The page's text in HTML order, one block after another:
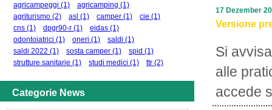
agricampeggi (1) agricamping (1)
agriturismo (2) asl (1) camper (1) cie (1)
cns (1) dpgr90-r (1) eidas (1)
odontoiatrici (1) oneri (1) saldi (1)
saldi 2022 (1) sosta camper (1) spid (1)
strutture sanitarie (1) studi medici (1) ttr (2)
Categorie News
Versione
Si
alle
accede
17 Dezember